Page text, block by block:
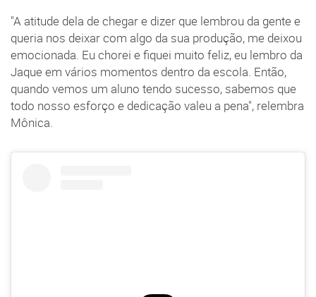
"A atitude dela de chegar e dizer que lembrou da gente e
queria nos deixar com algo da sua produção, me deixou
emocionada. Eu chorei e fiquei muito feliz, eu lembro da
Jaque em vários momentos dentro da escola. Então,
quando vemos um aluno tendo sucesso, sabemos que
todo nosso esforço e dedicação valeu a pena", relembra
Mônica.